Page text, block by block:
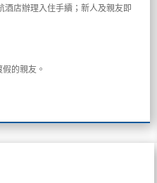
酒店辦理入住手續；新人及親友即
的親友。